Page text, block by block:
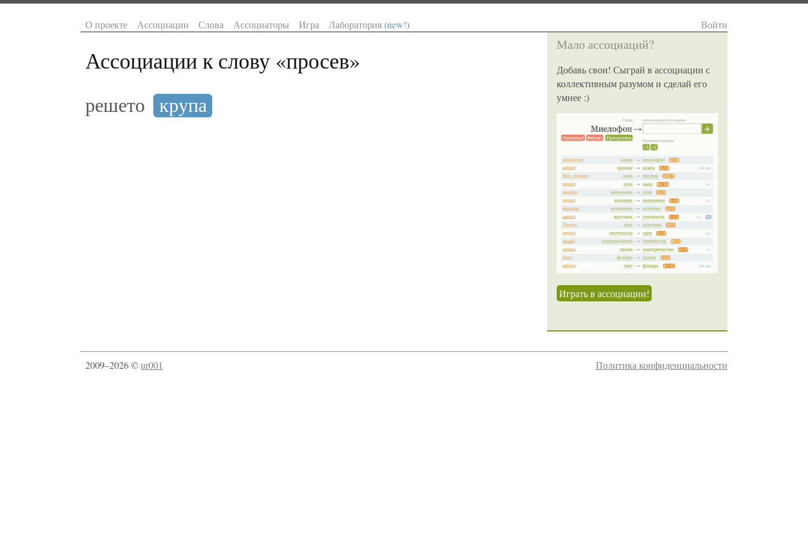
О проекте Ассоциации Слова Ассоциаторы Игра Лаборатория(new!) Войти
Ассоциации к слову «просев»
решето крупа
Мало ассоциаций?
Добавь свои! Сыграй в ассоциации с
коллективным разумом и сделай его
умнее :)
Играть в ассоциации!
2009–2026 ©ur001 Политика конфиденциальности